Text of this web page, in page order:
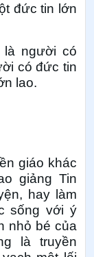
đức tin lớn
là người có
có đức tin
lao.
giáo khác
giảng Tin
hay làm
sống với ý
nhỏ bé của
là truyền